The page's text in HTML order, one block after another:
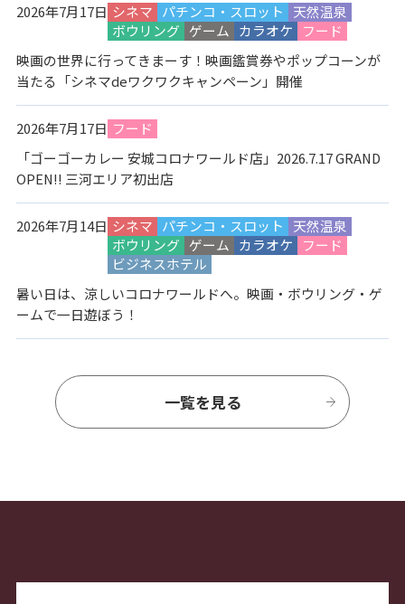
2026年7月17日 シネマ パチンコ・スロット
天然温泉
ボウリング ゲーム カラオケ
フード
映画の世界に行ってきまーす！映画鑑賞券やポップコーンが
当たる「シネマdeワクワクキャンペーン」開催
2026年7月17日 フード
「ゴーゴーカレー 安城コロナワールド店」2026.7.17 GRAND
OPEN!! 三河エリア初出店
2026年7月14日 シネマ パチンコ・スロット
天然温泉
ボウリング ゲーム カラオケ
フード
ビジネスホテル
暑い日は、涼しいコロナワールドへ。映画・ボウリング・ゲ
ームで一日遊ぼう！
一覧を見る